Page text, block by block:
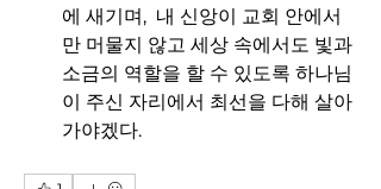
에 새기며,  내 신앙이 교회 안에서
만 머물지 않고 세상 속에서도 빛과
소금의 역할을 할 수 있도록 하나님
이 주신 자리에서 최선을 다해 살아
가야겠다.